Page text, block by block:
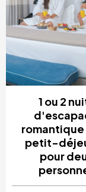
1 ou 2
romantique
petit-
pour